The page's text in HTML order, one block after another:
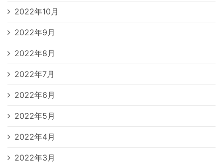
2022年10月
2022年9月
2022年8月
2022年7月
2022年6月
2022年5月
2022年4月
2022年3月